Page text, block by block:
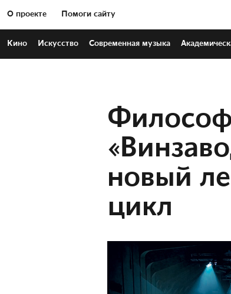
О проекте Помоги сайту
Кино Искусство Современная музыка
новый
цикл